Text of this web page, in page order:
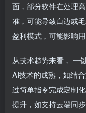
面，部分软件在处理
准，可能导致白边或
盈利模式，可能影响用
从技术趋势来看， 一
AI技术的成熟，如结
过简单指令完成定制
提升，如支持云端同